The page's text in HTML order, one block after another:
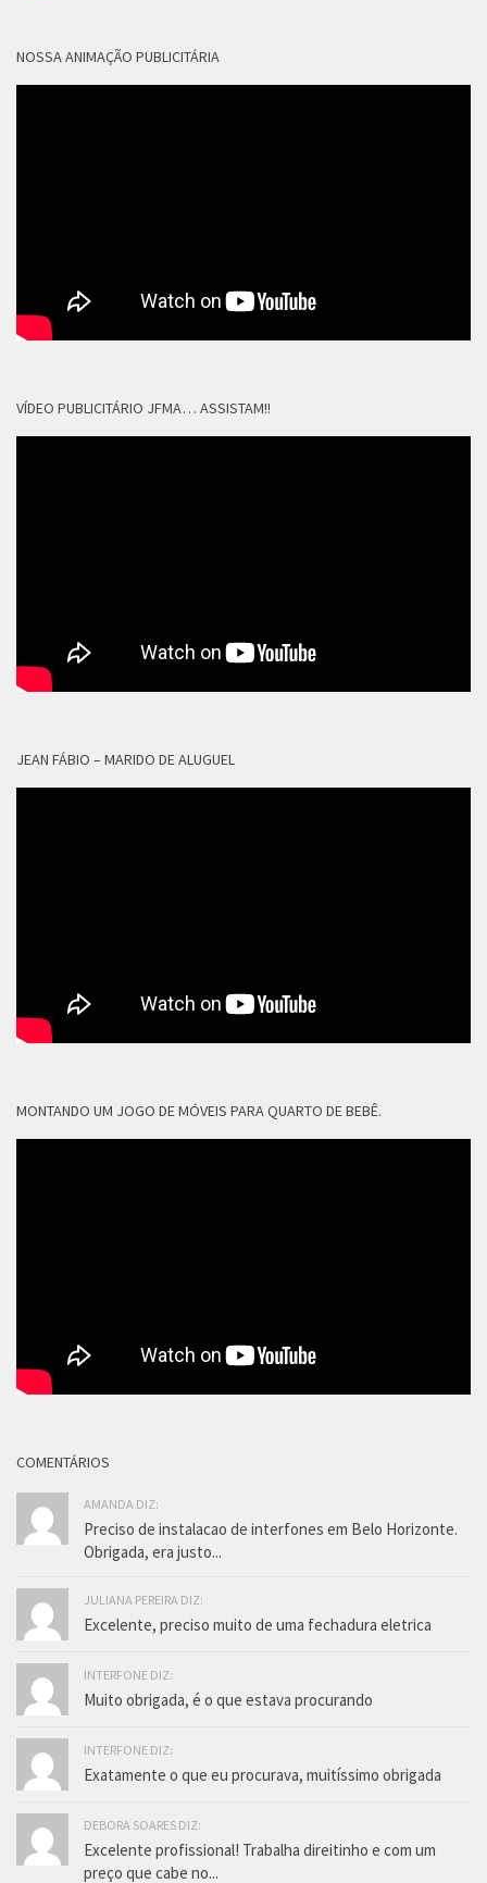
NOSSA ANIMAÇÃO PUBLICITÁRIA
VÍDEO PUBLICITÁRIO JFMA… ASSISTAM!!
JEAN FÁBIO – MARIDO DE ALUGUEL
MONTANDO UM JOGO DE MÓVEIS PARA QUARTO DE BEBÊ.
COMENTÁRIOS
AMANDA DIZ:
Preciso de instalacao de interfones em Belo Horizonte.
Obrigada, era justo...
JULIANA PEREIRA DIZ:
Excelente, preciso muito de uma fechadura eletrica
INTERFONE DIZ:
Muito obrigada, é o que estava procurando
INTERFONE DIZ:
Exatamente o que eu procurava, muitíssimo obrigada
DEBORA SOARES DIZ:
Excelente profissional! Trabalha direitinho e com um
preço que cabe no...